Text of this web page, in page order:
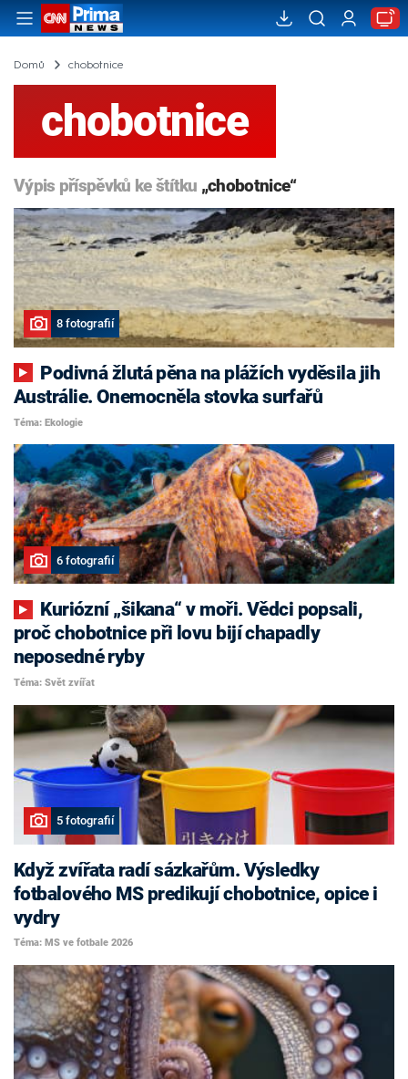
Domů chobotnice
chobotnice
Výpis příspěvků ke štítku „chobotnice“
8 fotografií
Austrálie. Onemocněla stovka surfařů
Téma: Ekologie
6 fotografií
proč chobotnice při lovu bijí chapadly
neposedné ryby
Téma: Svět zvířat
5 fotografií
Když zvířata radí sázkařům. Výsledky
fotbalového MS predikují chobotnice, opice i
vydry
Téma: MS ve fotbale 2026